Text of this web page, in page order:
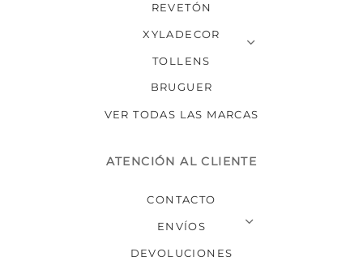
REVETÓN
XYLADECOR
TOLLENS
BRUGUER
VER TODAS LAS MARCAS
ATENCIÓN AL CLIENTE
CONTACTO
ENVÍOS
DEVOLUCIONES